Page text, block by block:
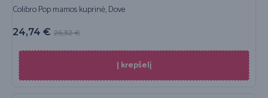
Colibro Pop mamos kuprinė, Dove
26,32€
24,74 €
Į krepšelį